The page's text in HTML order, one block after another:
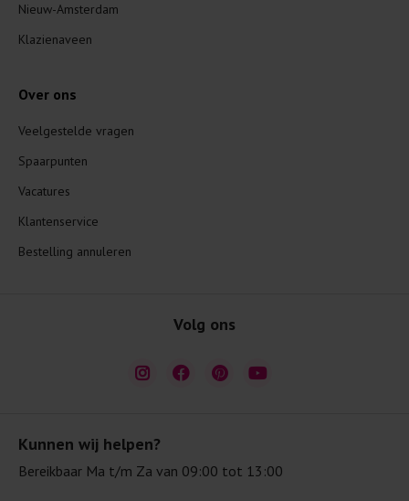
Kunnen wij helpen?
Bereikbaar Ma t/m Za van 09:00 tot 13:00
Nieuw-Amsterdam
Klazienaveen
Over ons
Veelgestelde vragen
Spaarpunten
Vacatures
Klantenservice
Bestelling annuleren
Volg ons